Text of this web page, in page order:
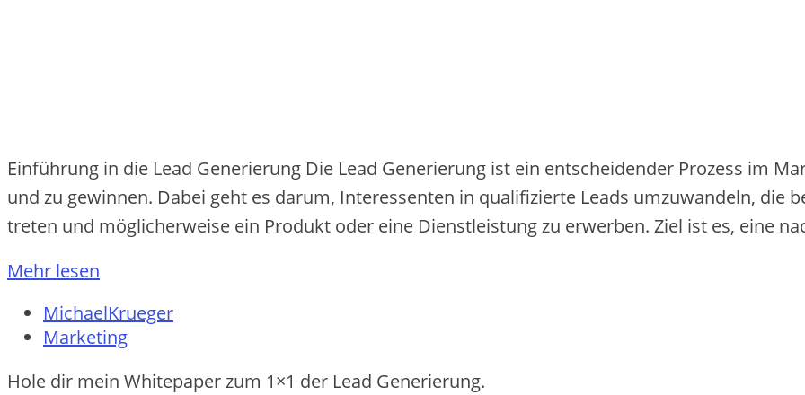
Einführung in die Lead Generierung Die Lead Generierung ist ein entscheidender Prozess im
und zu gewinnen. Dabei geht es darum, Interessenten in qualifizierte Leads umzuwandeln, die
treten und möglicherweise ein Produkt oder eine Dienstleistung zu erwerben. Ziel ist es, eine
Mehr lesen
MichaelKrueger
Marketing
Hole dir mein Whitepaper zum 1×1 der Lead Generierung.